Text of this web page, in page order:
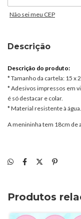
Não sei meu CEP
Descrição
Descrição do produto:
* Tamanho da cartela: 15 x
* Adesivos impressos em
é só destacar e colar.
* Material resistente à água.
A menininha tem 18cm de
Produtos